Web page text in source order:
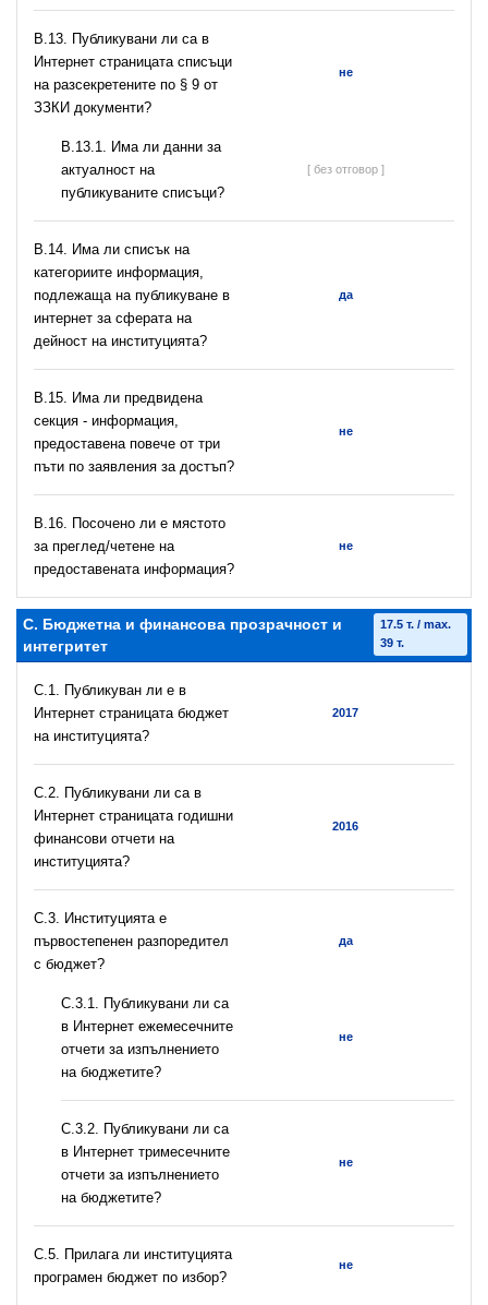
В.13. Публикувани ли са в
Интернет страницата списъци
на разсекретените по § 9 от
ЗЗКИ документи?
не
В.13.1. Има ли данни за
актуалност на
публикуваните списъци?
[ без отговор ]
В.14. Има ли списък на
категориите информация,
подлежаща на публикуване в
интернет за сферата на
дейност на институцията?
да
В.15. Има ли предвидена
секция - информация,
предоставена повече от три
пъти по заявления за достъп?
не
В.16. Посочено ли е мястото
за преглед/четене на
предоставената информация?
не
C. Бюджетна и финансова прозрачност и
интегритет
17.5 т. / max.
39 т.
C.1. Публикуван ли е в
Интернет страницата бюджет
на институцията?
2017
C.2. Публикувани ли са в
Интернет страницата годишни
финансови отчети на
институцията?
2016
C.3. Институцията е
първостепенен разпоредител
с бюджет?
да
С.3.1. Публикувани ли са
в Интернет ежемесечните
отчети за изпълнението
на бюджетите?
не
С.3.2. Публикувани ли са
в Интернет тримесечните
отчети за изпълнението
на бюджетите?
не
С.5. Прилага ли институцията
програмен бюджет по избор?
не